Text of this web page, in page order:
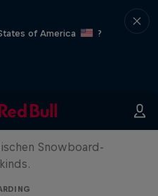
of America
?
Guseli
Snowboard-